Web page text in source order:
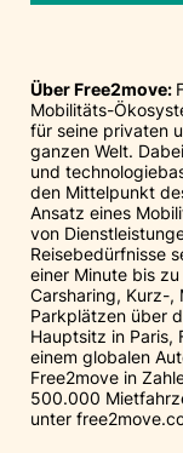
Über Free2move:
Mobilitäts-
für seine privaten
ganzen Welt.
und
den Mittelpunkt
Ansatz eines
von
Reisebedürfnisse
einer Minute bis
Carsharing, Kurz-,
Parkplätzen über
Hauptsitz in Paris,
einem globalen
Free2move in
500.000
unter